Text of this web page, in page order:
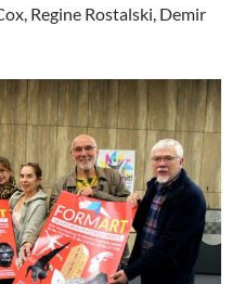
Regine Rostalski, Demir